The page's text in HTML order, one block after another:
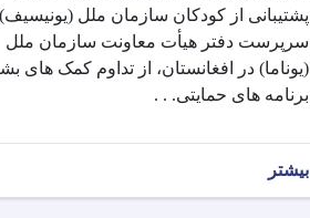
پشتیبانی از کودکان سازمان ملل
سرپرست دفتر هیأت معاونت سازمان ملل
(یوناما) در افغانستان، از تداوم کمک های
برنامه های حمایتی. . .
بیشتر